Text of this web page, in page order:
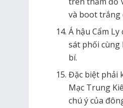
và boot trắng
Á hậu Cẩm
sát phối cùng
bí.
Đặc biệt phải
Mạc Trung
chú ý của